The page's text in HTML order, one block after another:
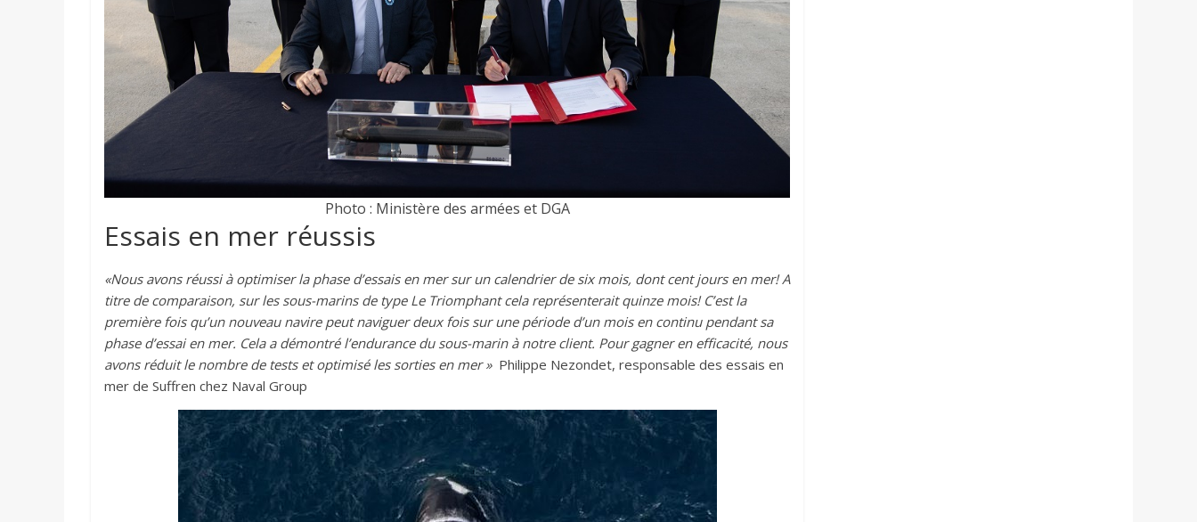
Photo : Ministère des armées et DGA
Essais en mer réussis
«Nous avons réussi à optimiser la phase d’essais en mer sur un calendrier de six mois, dont cent jours en mer! A
titre de comparaison, sur les sous-marins de type Le Triomphant cela représenterait quinze mois! C’est la
première fois qu’un nouveau navire peut naviguer deux fois sur une période d’un mois en continu pendant sa
phase d’essai en mer. Cela a démontré l’endurance du sous-marin à notre client. Pour gagner en efficacité, nous
avons réduit le nombre de tests et optimisé les sorties en mer »Philippe Nezondet, responsable des essais en
mer de Suffren chez Naval Group